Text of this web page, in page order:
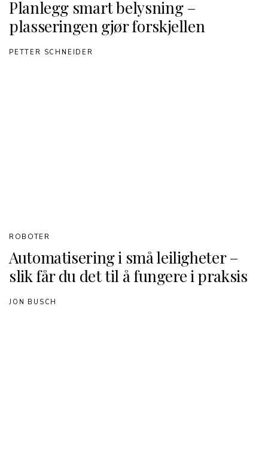
Planlegg smart belysning –
plasseringen gjør forskjellen
PETTER SCHNEIDER
Automatisering i små leiligheter –
slik får du det til å fungere i praksis
ROBOTER
JON BUSCH